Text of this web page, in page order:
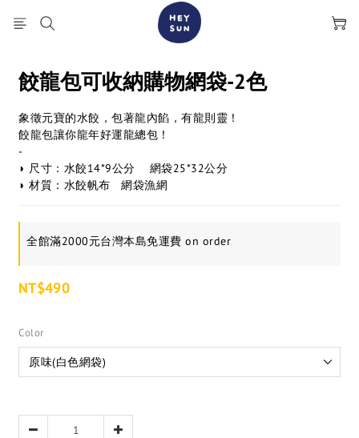
餃龍包可收納購物網袋-2色
象徵元寶的水餃，包著龍內餡，有龍則靈！
餃龍包讓你龍年好運龍總包！
-
◗ 尺寸：水餃14*9公分    網袋25*32公分
◗ 材質：水餃帆布   網袋漁網
全館滿2000元台灣本島免運費 on order
NT$490
Color